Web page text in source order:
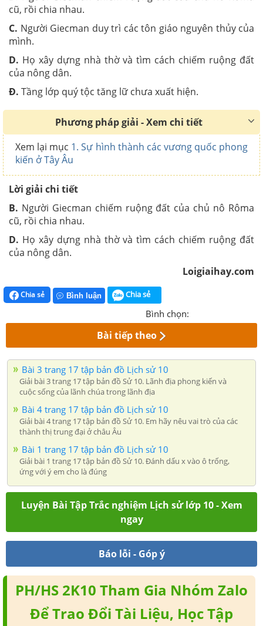
cũ, rồi chia nhau.
C. Người Giecman duy trì các tôn giáo nguyên thủy của
mình.
D. Họ xây dựng nhà thờ và tìm cách chiếm ruộng đất
của nông dân.
Đ. Tầng lớp quý tộc tăng lữ chưa xuất hiện.
Phương pháp giải - Xem chi tiết
Xem lại mục 1. Sự hình thành các vương quốc phong
kiến ở Tây Âu
Lời giải chi tiết
B. Người Giecman chiếm ruộng đất của chủ nô Rôma
cũ, rồi chia nhau.
D. Họ xây dựng nhà thờ và tìm cách chiếm ruộng đất
của nông dân.
Loigiaihay.com
Chia sẻ Bình luận Chia sẻ
Bình chọn:
Bài tiếp theo
Bài 3 trang 17 tập bản đồ Lịch sử 10
Giải bài 3 trang 17 tập bản đồ Sử 10. Lãnh địa phong kiến và
cuộc sống của lãnh chúa trong lãnh địa
Bài 4 trang 17 tập bản đồ Lịch sử 10
Giải bài 4 trang 17 tập bản đồ Sử 10. Em hãy nêu vai trò của các
thành thị trung đại ở châu Âu
Bài 1 trang 17 tập bản đồ Lịch sử 10
Giải bài 1 trang 17 tập bản đồ Sử 10. Đánh dấu x vào ô trống,
ứng với ý em cho là đúng
Luyện Bài Tập Trắc nghiệm Lịch sử lớp 10 - Xem
ngay
Báo lỗi - Góp ý
PH/HS 2K10 Tham Gia Nhóm Zalo
Để Trao Đổi Tài Liệu, Học Tập